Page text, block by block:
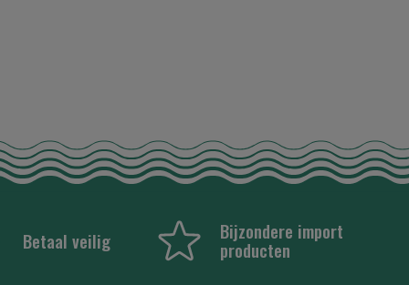
Betaal veilig Bijzondere import
producten